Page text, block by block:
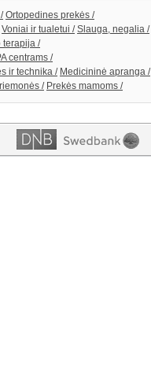
Ortopedines prekės /
Voniai ir tualetui / Slauga, negalia /
terapija /
centrams /
ir technika / Medicininė apranga /
/ Prekės mamoms /